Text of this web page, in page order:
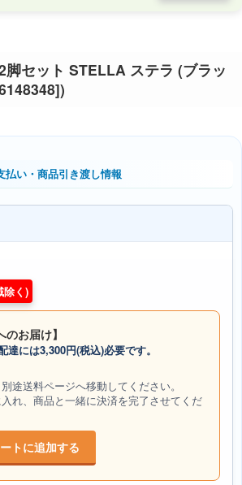
脚セット STELLA ステラ (ブラッ
払い・商品引き渡し情報
除く)
のお届け】
達には3,300円(税込)必要です。
途送料ページへ移動してください。
れ、商品と一緒に決済を完了させてくだ
トに追加する